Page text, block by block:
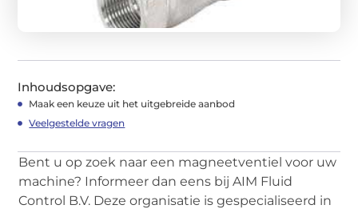
Inhoudsopgave:
Maak een keuze uit het uitgebreide aanbod
Veelgestelde vragen
Bent u op zoek naar een magneetventiel voor uw
machine? Informeer dan eens bij AIM Fluid
Control B.V. Deze organisatie is gespecialiseerd in